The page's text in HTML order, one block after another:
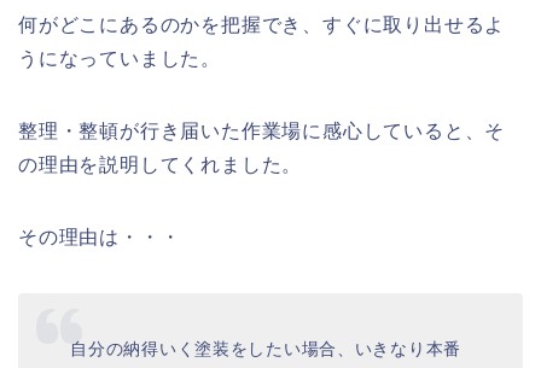
何がどこにあるのかを把握でき、すぐに取り出せるよ
うになっていました。
整理・整頓が行き届いた作業場に感心していると、そ
の理由を説明してくれました。
その理由は・・・
自分の納得いく塗装をしたい場合、いきなり本番